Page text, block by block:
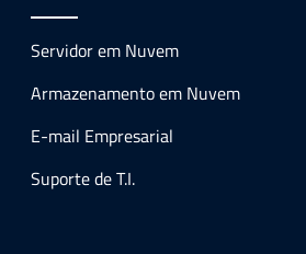
Servidor em Nuvem
Armazenamento em Nuvem
E-mail Empresarial
Suporte de T.I.